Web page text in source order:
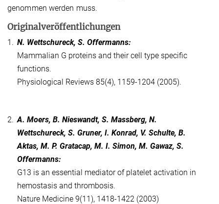
genommen werden muss.
Originalveröffentlichungen
1. N. Wettschureck, S. Offermanns:
Mammalian G proteins and their cell type specific
functions.
Physiological Reviews 85(4), 1159-1204 (2005).
2. A. Moers, B. Nieswandt, S. Massberg, N.
Wettschureck, S. Gruner, I. Konrad, V. Schulte, B.
Aktas, M. P. Gratacap, M. I. Simon, M. Gawaz, S.
Offermanns:
G13 is an essential mediator of platelet activation in
hemostasis and thrombosis.
Nature Medicine 9(11), 1418-1422 (2003)